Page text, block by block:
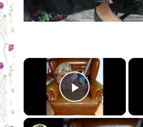
×
Play Video